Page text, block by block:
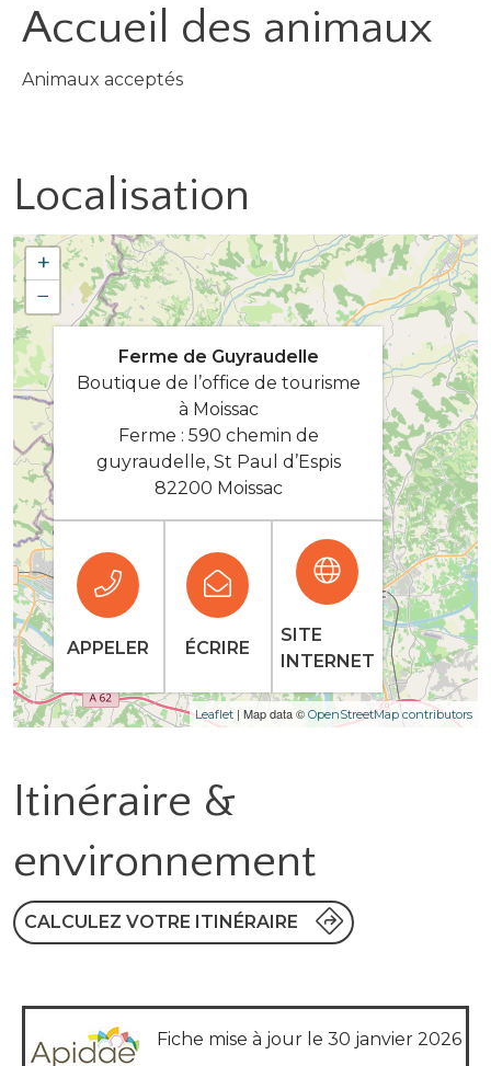
Accueil des animaux
Animaux acceptés
Localisation
+
−
Leaflet | Map data © OpenStreetMap contributors
Ferme de Guyraudelle
Boutique de l’office de tourisme
à Moissac
Ferme : 590 chemin de
guyraudelle, St Paul d’Espis
82200 Moissac
APPELER ÉCRIRE
SITE
INTERNET
Itinéraire &
environnement
CALCULEZ VOTRE ITINÉRAIRE
Fiche mise à jour le 30 janvier 2026